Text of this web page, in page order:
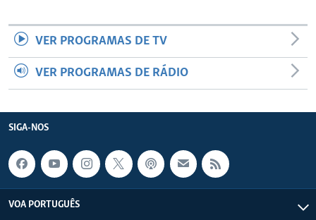
VER PROGRAMAS DE TV
VER PROGRAMAS DE RÁDIO
SIGA-NOS
VOA PORTUGUÊS